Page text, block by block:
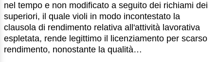
nel tempo e non modificato a seguito dei richiami dei
superiori, il quale violi in modo incontestato la
clausola di rendimento relativa all'attività lavorativa
espletata, rende legittimo il licenziamento per scarso
rendimento, nonostante la qualità…